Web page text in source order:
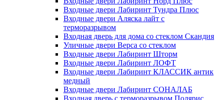
Входные двери Лабиринт Тундра Плюс
Входные двери Аляска лайт с
терморазрывом
Входная дверь для дома со стеклом Скандия
Уличные двери Верса со стеклом
Входные двери Лабиринт Шторм
Входные двери Лабиринт ЛОФТ
Входные двери Лабиринт КЛАССИК антик
медный
Входные двери Лабиринт СОНАЛАБ
Входная дверь с терморазрывом Полярис